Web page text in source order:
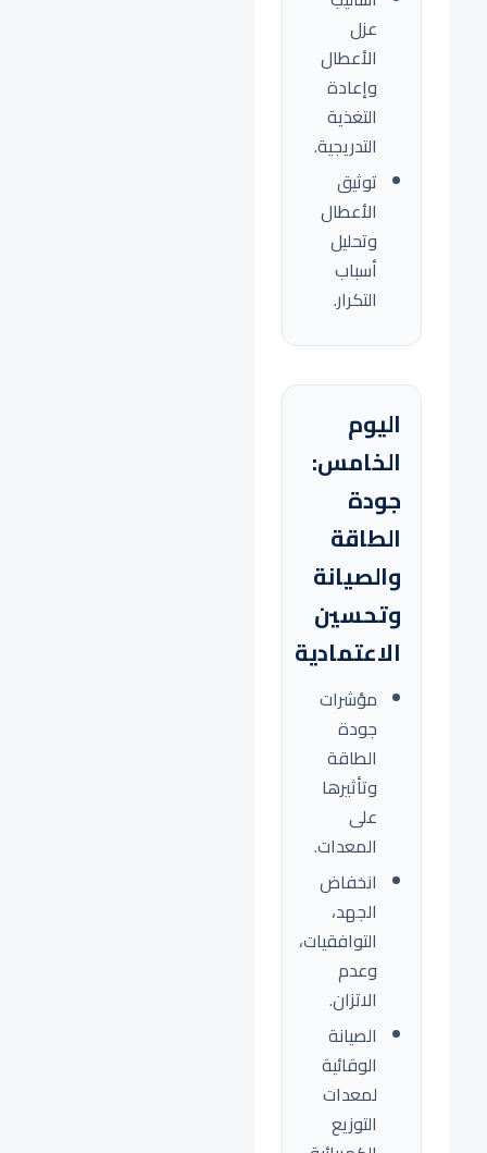
عزل
الأعطال
وإعادة
التغذية
التدريجية.
توثيق
الأعطال
وتحليل
أسباب
التكرار.
اليوم
الخامس:
جودة
الطاقة
والصيانة
وتحسين
الاعتمادية
مؤشرات
جودة
الطاقة
وتأثيرها
على
المعدات.
انخفاض
الجهد،
التوافقيات،
وعدم
الاتزان.
الصيانة
الوقائية
لمعدات
التوزيع